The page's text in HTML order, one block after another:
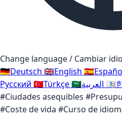
Change language / Cambiar
🇩🇪Deutsch 🇬🇧English 🇪🇸
Русский 🇹🇷Türkçe🇸🇦 🇰🇷
#Ciudades asequibles
#Coste de vida #Curso de